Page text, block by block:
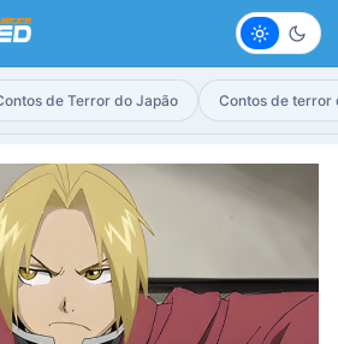
Claro
de Terror do Japão Contos de terror